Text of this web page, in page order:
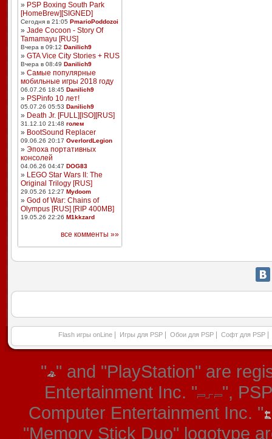
» PSP Boxing South Park
[HomeBrew][SIGNED]
Сегодня в 21:05 PmarioPoddozoi
» Jade Cocoon - Story Of
Tamamayu [RUS]
Вчера в 09:12 Danilich9
» GTA Vice City Stories + RUS
Вчера в 08:49 Danilich9
» Самые популярные
мобильные игры 2018 году
06.07.26 18:45 Danilich9
» PSPinfo 10 лет!
05.07.26 05:53 Danilich9
» Death Jr. [FULL][ISO][RUS]
31.12.10 21:48 голем
» BootSound Replacer
09.06.26 20:17 OverlordLegion
» Эпоха портативных
консолей
04.06.26 04:47 DOG83
» LEGO Star Wars II: The
Original Trilogy [RUS]
29.05.26 12:27 Mydoom
» God of War: Chains of
Olympus [RUS] [RIP 400MB]
19.05.26 22:26 M1kkzard
все комменты »»
Flash игры onLine Игры для PSP Обои для PSP Софт для PSP
" " and "PlayStation" are
Entertainment Inc. "
",
Computer Entertainment Inc. "
"Memory Stick Duo" logotype